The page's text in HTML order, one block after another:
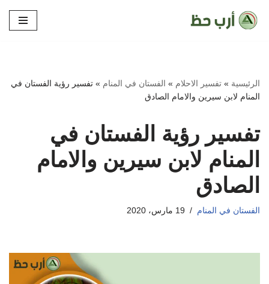
تخطى
الرئيسية » تفسير الاحلام » الفستان في المنام » تفسير رؤية الفستان في
المنام لابن سيرين والامام الصادق
تفسير رؤية الفستان في
المنام لابن سيرين والامام
الصادق
الفستان في المنام 19 مارس، 2020